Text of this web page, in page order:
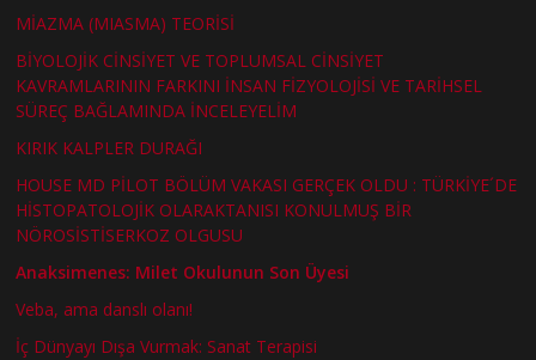
MİAZMA (MIASMA) TEORİSİ
BİYOLOJİK CİNSİYET VE TOPLUMSAL CİNSİYET
KAVRAMLARININ FARKINI İNSAN FİZYOLOJİSİ VE TARİHSEL
SÜREÇ BAĞLAMINDA İNCELEYELİM
KIRIK KALPLER DURAĞI
HOUSE MD PİLOT BÖLÜM VAKASI GERÇEK OLDU : TÜRKİYE´DE
HİSTOPATOLOJİK OLARAKTANISI KONULMUŞ BİR
NÖROSİSTİSERKOZ OLGUSU
Anaksimenes: Milet Okulunun Son Üyesi
Veba, ama danslı olanı!
İç Dünyayı Dışa Vurmak: Sanat Terapisi